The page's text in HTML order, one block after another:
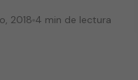
2018 4 min de lectura